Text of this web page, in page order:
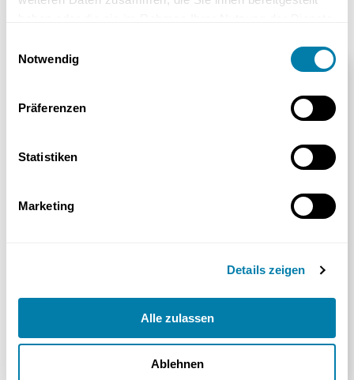
Notwendig
Präferenzen
Statistiken
Marketing
Details zeigen
Alle zulassen
Ablehnen
Postleitzahl* Stadt*
Mobil / Festnetz*